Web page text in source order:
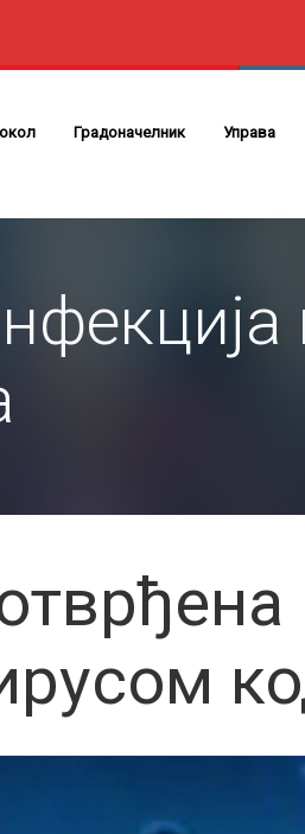
Градоначелник Управа